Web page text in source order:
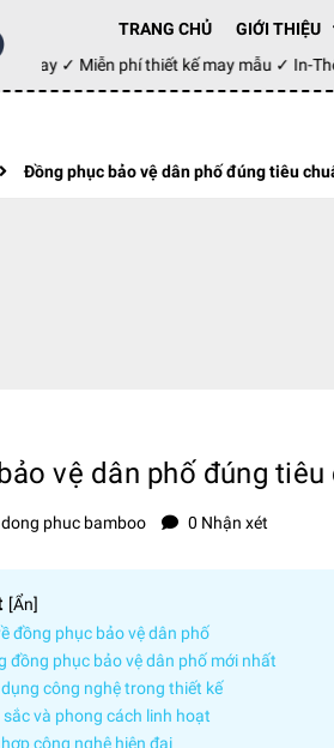
TRANG CHỦ GIỚI THIỆU
hôm nay ✓ Miễn phí thiết kế may mẫu ✓
Đồng phục bảo vệ dân phố đúng tiêu
vệ dân phố đúng tiêu
dong phuc bamboo 0 Nhận xét
[Ẩn]
đồng phục bảo vệ dân phố
đồng phục bảo vệ dân phố mới nhất
công nghệ trong thiết kế
sắc và phong cách linh hoạt
công nghệ hiện đại